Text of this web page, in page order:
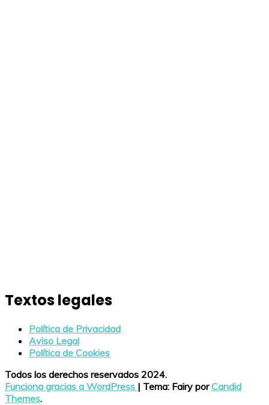
Textos legales
Política de Privacidad
Aviso Legal
Política de Cookies
Todos los derechos reservados 2024.
Funciona gracias a WordPress | Tema: Fairy porCandid
Themes.